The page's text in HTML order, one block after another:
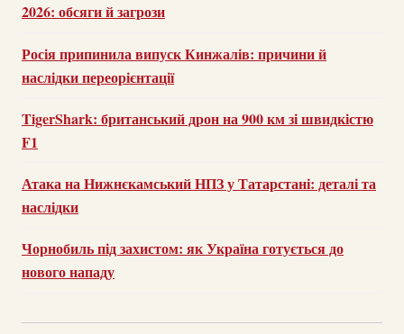
2026: обсяги й загрози
Росія припинила випуск Кинжалів: причини й
наслідки переорієнтації
TigerShark: британський дрон на 900 км зі швидкістю
F1
Атака на Нижнєкамський НПЗ у Татарстані: деталі та
наслідки
Чорнобиль під захистом: як Україна готується до
нового нападу